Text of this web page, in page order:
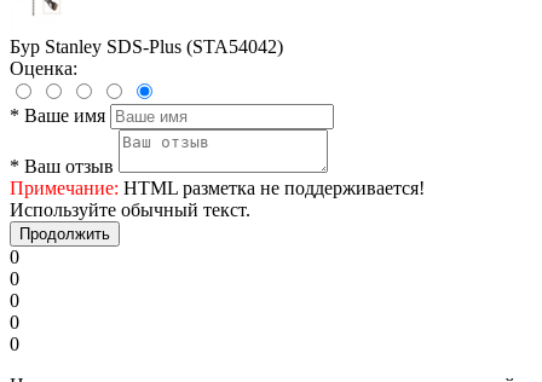
Бур Stanley SDS-Plus (STA54042)
Оценка:
* Ваше имя
* Ваш отзыв
Примечание: HTML разметка не поддерживается!
Используйте обычный текст.
Продолжить
0
0
0
0
0